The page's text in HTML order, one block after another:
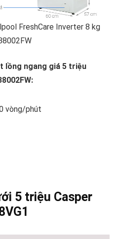
FreshCare Inverter 8 kg
lồng ngang giá 5 triệu
vòng/phút
5 triệu Casper